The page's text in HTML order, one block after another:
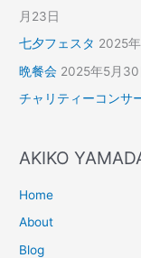
月23日
七夕フェスタ 2025
晩餐会 2025年5月30
チャリティーコンサ
AKIKO
Home
About
Blog